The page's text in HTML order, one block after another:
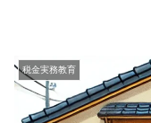
税金実務教育